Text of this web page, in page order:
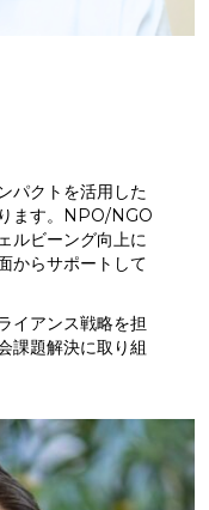
パクトを活用した
ます。NPO/NGO
ルビーング向上に
からサポートして
イアンス戦略を担
課題解決に取り組